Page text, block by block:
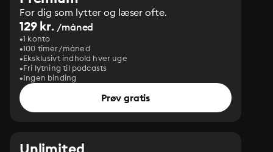
For dig som lytter og læser ofte.
129 kr. /måned
1 konto
100 timer/måned
Eksklusivt indhold hver uge
Fri lytning til podcasts
Ingen binding
Prøv gratis